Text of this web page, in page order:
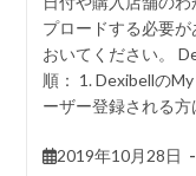
プロードする必要
おいてください。
順： 1. Dexibellの
ーザー登録される
2019年10月28日